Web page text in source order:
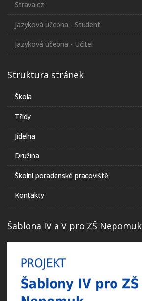
Strava.cz
Jazyková učebna - Student
Jazyková učebna - Učitel
Struktura stránek
Škola
Třídy
Jídelna
Družina
Školní poradenské pracoviště
Kontakty
Šablona IV a V pro ZŠ Nepomuk